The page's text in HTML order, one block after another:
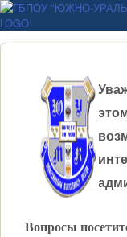
ГБПОУ
УРАЛЬСКИЙ
КОЛЛЕДЖ"
Вопросы